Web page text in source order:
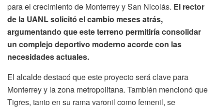
para el crecimiento de Monterrey y San Nicolás. El rector
de la UANL solicitó el cambio meses atrás,
argumentando que este terreno permitiría consolidar
un complejo deportivo moderno acorde con las
necesidades actuales.
El alcalde destacó que este proyecto será clave para
Monterrey y la zona metropolitana. También mencionó que
Tigres, tanto en su rama varonil como femenil, se